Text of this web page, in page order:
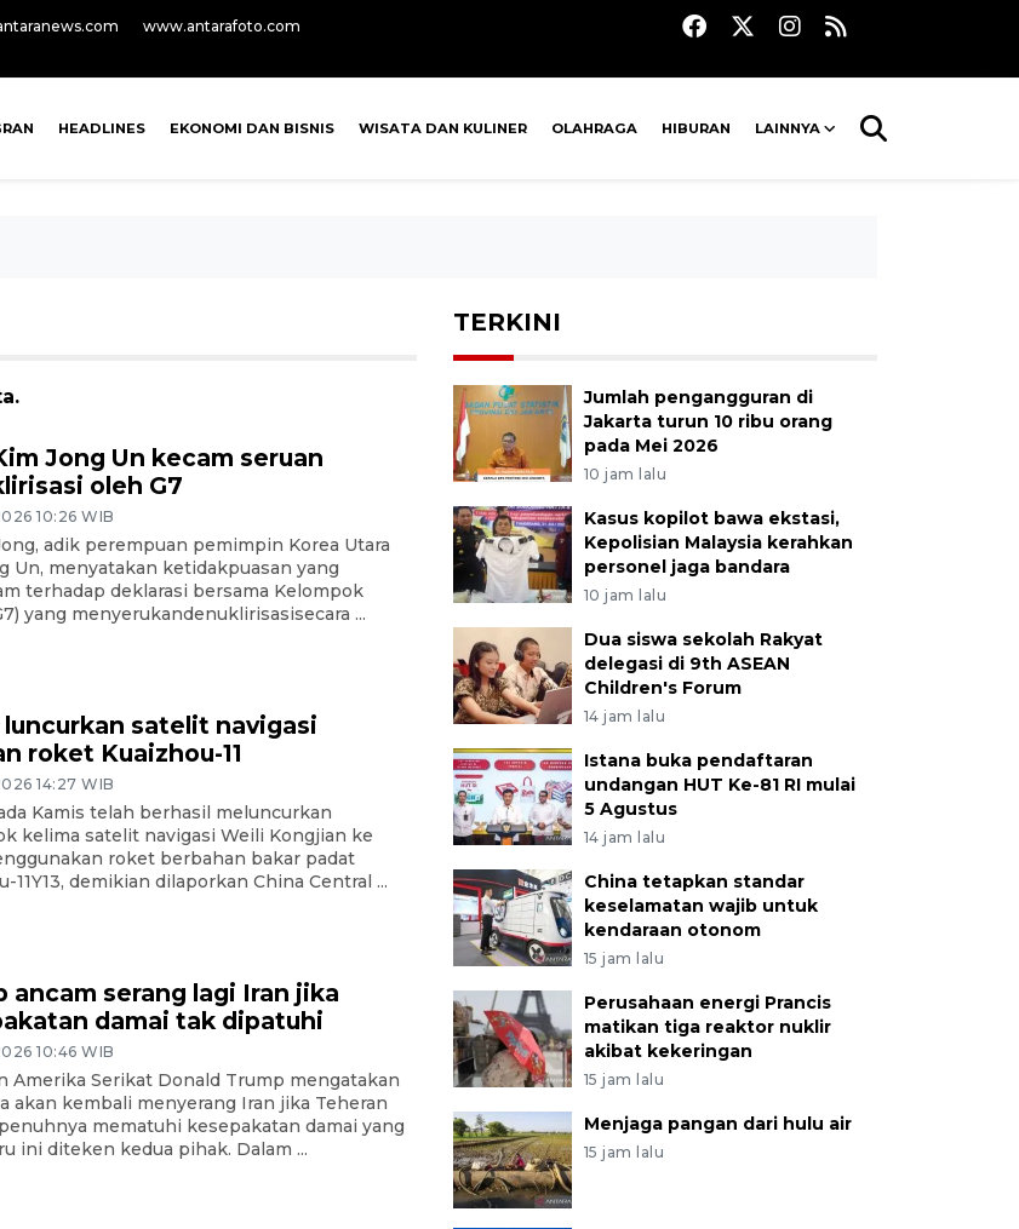
www.antarafoto.com
HEADLINES EKONOMI DAN BISNIS WISATA DAN KULINER OLAHRAGA HIBURAN LAINNYA
Jong Un kecam seruan
oleh G7
10:26 WIB
adik perempuan pemimpin Korea Utara
Un, menyatakan ketidakpuasan yang
terhadap deklarasi bersama Kelompok
yang menyerukandenuklirisasisecara ...
luncurkan satelit navigasi
roket Kuaizhou-11
14:27 WIB
Kamis telah berhasil meluncurkan
kelima satelit navigasi Weili Kongjian ke
roket berbahan bakar padat
11Y13, demikian dilaporkan China Central ...
ancam serang lagi Iran jika
damai tak dipatuhi
10:46 WIB
Amerika Serikat Donald Trump mengatakan
akan kembali menyerang Iran jika Teheran
mematuhi kesepakatan damai yang
ini diteken kedua pihak. Dalam ...
TERKINI
Jumlah pengangguran di
Jakarta turun 10 ribu orang
pada Mei 2026
10 jam lalu
Kasus kopilot bawa ekstasi,
Kepolisian Malaysia kerahkan
personel jaga bandara
10 jam lalu
Dua siswa sekolah Rakyat
delegasi di 9th ASEAN
Children's Forum
14 jam lalu
Istana buka pendaftaran
undangan HUT Ke-81 RI mulai
5 Agustus
14 jam lalu
China tetapkan standar
keselamatan wajib untuk
kendaraan otonom
15 jam lalu
Perusahaan energi Prancis
matikan tiga reaktor nuklir
akibat kekeringan
15 jam lalu
Menjaga pangan dari hulu air
15 jam lalu